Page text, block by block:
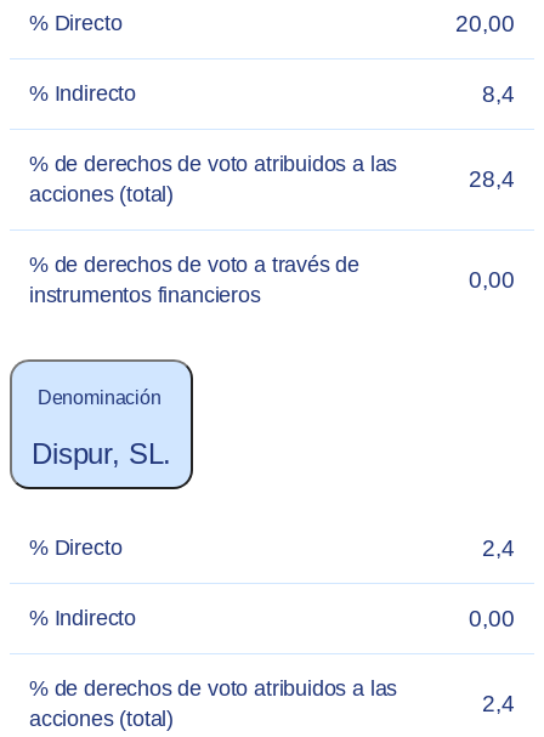
% Directo 20,00
% Indirecto 8,4
% de derechos de voto atribuidos a las
acciones (total)
28,4
% de derechos de voto a través de
instrumentos financieros
0,00
Denominación
Dispur, SL.
% Directo 2,4
% Indirecto 0,00
% de derechos de voto atribuidos a las
acciones (total)
2,4